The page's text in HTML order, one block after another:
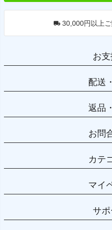
30,000円以上
お
配送
返品
お問
カテ
マイ
サポ